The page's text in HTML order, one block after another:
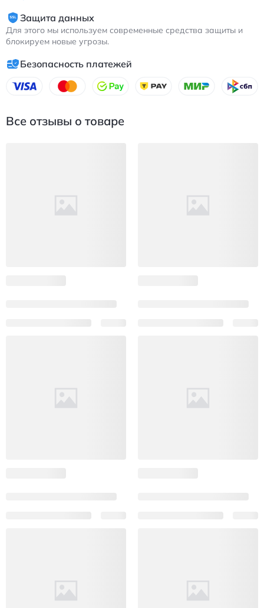
Защита данных
Для этого мы используем современные средства защиты и
блокируем новые угрозы.
Безопасность платежей
Все отзывы о товаре